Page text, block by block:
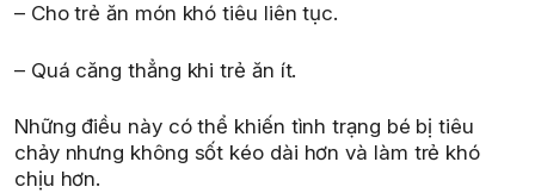
– Cho trẻ ăn món khó tiêu liên tục.
– Quá căng thẳng khi trẻ ăn ít.
Những điều này có thể khiến tình trạng bé bị tiêu
chảy nhưng không sốt kéo dài hơn và làm trẻ khó
chịu hơn.